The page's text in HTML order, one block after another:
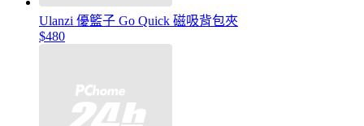
Ulanzi 優籃子 Go Quick 磁吸背包夾
$480